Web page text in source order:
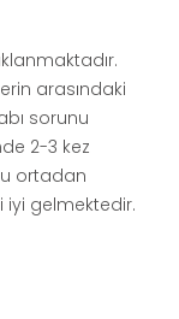
arasındaki
sorunu
2-3 kez
ortadan
iyi gelmektedir.